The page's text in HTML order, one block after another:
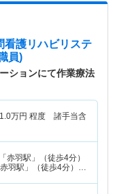
看護リハビリステ
員)
ションにて作業療法
万円 程度 諸手当含
赤羽駅」（徒歩4分）
羽駅」（徒歩4分）